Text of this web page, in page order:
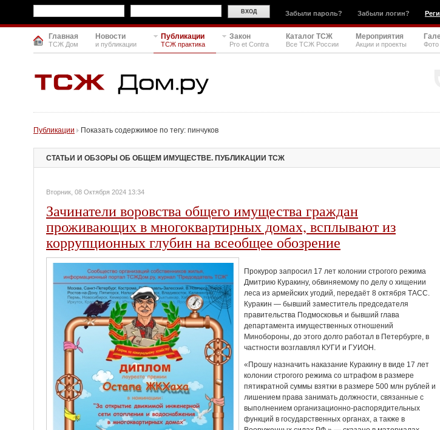
Забыли пароль? Забыли логин?
Главная
ТСЖ Дом
Новости
и публикации
Публикации
ТСЖ практика
Закон
Pro et Contra
Каталог ТСЖ
Все ТСЖ России
Мероприятия
Акции и проекты Фото
Публикации Показать содержимое по тегу: пинчуков
СТАТЬИ И ОБЗОРЫ ОБ ОБЩЕМ ИМУЩЕСТВЕ. ПУБЛИКАЦИИ ТСЖ
Вторник, 08 Октября 2024 13:34
Зачинатели воровства общего имущества граждан
проживающих в многоквартирных домах, всплывают из
коррупционных глубин на всеобщее обозрение
Прокурор запросил 17 лет колонии строгого режима
Дмитрию Куракину, обвиняемому по делу о хищении
леса из армейских угодий, передаёт 8 октября ТАСС.
Куракин — бывший заместитель председателя
правительства Подмосковья и бывший глава
департамента имущественных отношений
Минобороны, до этого долго работал в Петербурге, в
частности возглавлял КУГИ и ГУИОН.
«Прошу назначить наказание Куракину в виде 17 лет
колонии строгого режима со штрафом в размере
пятикратной суммы взятки в размере 500 млн рублей и
лишением права занимать должности, связанные с
выполнением организационно-распорядительных
функций в государственных органах, а также в